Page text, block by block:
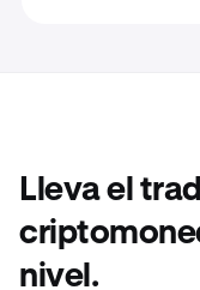
Lleva el
nivel.